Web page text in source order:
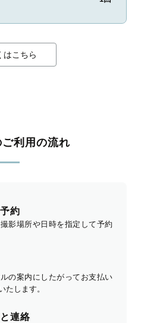
はこちら
利用の流れ
約
影場所や日時を指定して予約
の案内にしたがってお支払い
たします。
連絡